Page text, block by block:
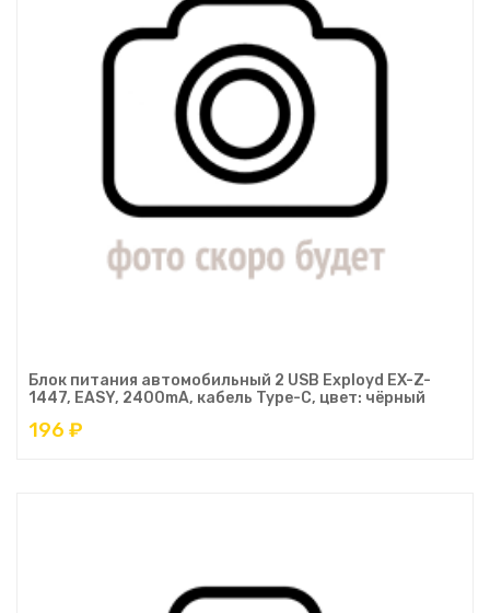
Блок питания автомобильный 2 USB Exployd EX-Z-
1447, EASY, 2400mA, кабель Type-C, цвет: чёрный
196 ₽